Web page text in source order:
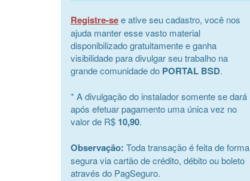
Registre-see ative seu cadastro, você nos
ajuda manter esse vasto material
disponibilizado gratuitamente e ganha
visibilidade para divulgar seu trabalho na
grande comunidade do PORTAL BSD.
* A divulgação do instalador somente se dará
após efetuar pagamento uma única vez no
valor de R$ 10,90.
Observação: Toda transação é feita de forma
segura via cartão de crédito, débito ou boleto
através do PagSeguro.